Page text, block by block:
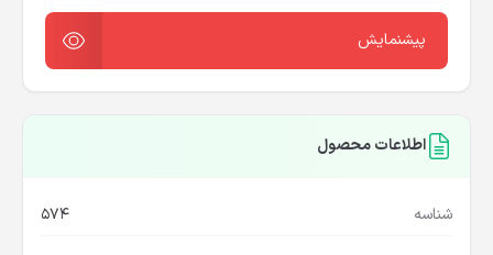
پیشنمایش
اطلاعات محصول
شناسه 574